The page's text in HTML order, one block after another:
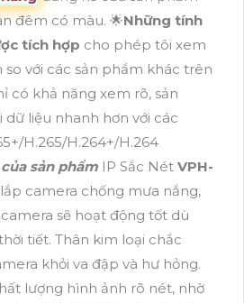
đêm có màu. 🌟Những tính
tích hợp cho phép tôi xem
với các sản phẩm khác trên
có khả năng xem rõ, sản
liệu nhanh hơn với các
H.265/H.264+/H.264
sản phẩm IP Sắc Nét VPH-
camera chống mưa nắng,
sẽ hoạt động tốt dù
tiết. Thân kim loại chắc
khỏi va đập và hư hỏng.
lượng hình ảnh rõ nét, nhờ